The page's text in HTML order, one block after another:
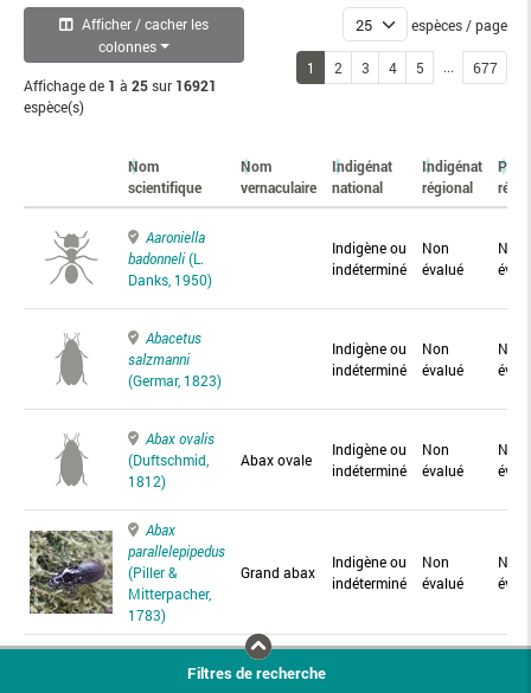
Afficher / cacher les
colonnes
Affichage de 1 à 25sur 16921
espèce(s)
espèces / page
1 2 3 4 5 ... 677
Nom
scientifique
Nom
vernaculaire
Indigénat
national
Indigénat
régional
Aaroniella
badonneli(L.
Danks, 1950)
Indigène ou
indéterminé
Non
évalué
Non
Abacetus
salzmanni
(Germar, 1823)
Indigène ou
indéterminé
Non
évalué
Non
Abax ovalis
(Duftschmid,
1812)
Abax ovale
Indigène ou
indéterminé
Non
évalué
Non
Abax
parallelepipedus
(Piller &
Mitterpacher,
1783)
Grand abax
Indigène ou
indéterminé
Non
évalué
Non
Abax
Abax
Filtres de recherche